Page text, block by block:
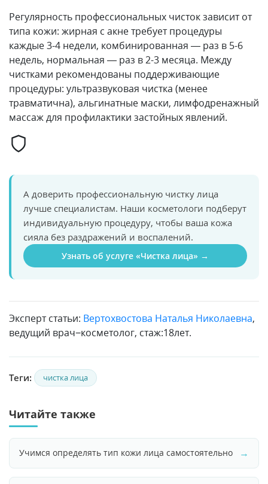
Регулярность профессиональных чисток зависит от
типа кожи: жирная с акне требует процедуры
каждые 3-4 недели, комбинированная — раз в 5-6
недель, нормальная — раз в 2-3 месяца. Между
чистками рекомендованы поддерживающие
процедуры: ультразвуковая чистка (менее
травматична), альгинатные маски, лимфодренажный
массаж для профилактики застойных явлений.
А доверить профессиональную чистку лица
лучше специалистам. Наши косметологи подберут
индивидуальную процедуру, чтобы ваша кожа
сияла без раздражений и воспалений.
Узнать об услуге «Чистка лица» →
Эксперт статьи: Вертохвостова Наталья Николаевна,
ведущий врач−косметолог, стаж:18лет.
Теги: чистка лица
Читайте также
Учимся определять тип кожи лица самостоятельно →